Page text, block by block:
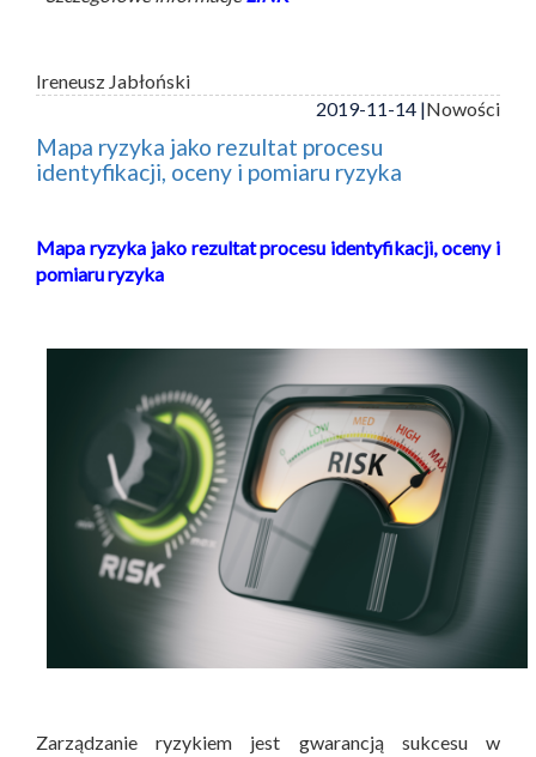
Ireneusz Jabłoński
2019-11-14 |Nowości
Mapa ryzyka jako rezultat procesu
identyfikacji, oceny i pomiaru ryzyka
Mapa ryzyka jako rezultat procesu identyfikacji, oceny i
pomiaru ryzyka
Zarządzanie ryzykiem jest gwarancją sukcesu w